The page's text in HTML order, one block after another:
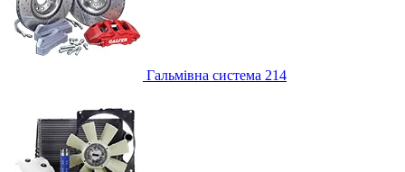
Гальмівна система 214